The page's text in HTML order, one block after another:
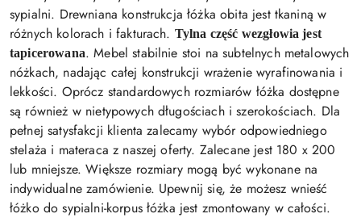
sypialni. Drewniana konstrukcja łóżka obita jest tkaniną w
różnych kolorach i fakturach. Tylna część wezgłowia jest
tapicerowana. Mebel stabilnie stoi na subtelnych metalowych
nóżkach, nadając całej konstrukcji wrażenie wyrafinowania i
lekkości. Oprócz standardowych rozmiarów łóżka dostępne
są również w nietypowych długościach i szerokościach. Dla
pełnej satysfakcji klienta zalecamy wybór odpowiedniego
stelaża i materaca z naszej oferty. Zalecane jest 180 x 200
lub mniejsze. Większe rozmiary mogą być wykonane na
indywidualne zamówienie. Upewnij się, że możesz wnieść
łóżko do sypialni-korpus łóżka jest zmontowany w całości.